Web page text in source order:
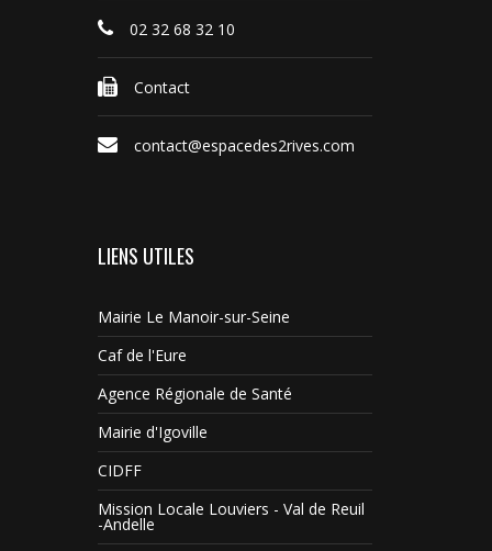
02 32 68 32 10
Contact
contact@espacedes2rives.com
LIENS UTILES
Mairie Le Manoir-sur-Seine
Caf de l'Eure
Agence Régionale de Santé
Mairie d'Igoville
CIDFF
Mission Locale Louviers - Val de Reuil
-Andelle